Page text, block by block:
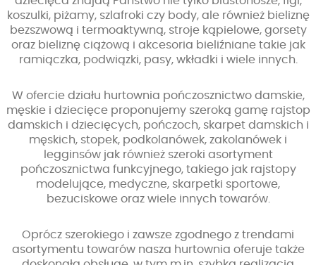
koszulki, piżamy, szlafroki czy body, ale również bieliznę
bezszwową i termoaktywną, stroje kąpielowe, gorsety
oraz bieliznę ciążową i akcesoria bieliźniane takie jak
ramiączka, podwiązki, pasy, wkładki i wiele innych.
W ofercie działu hurtownia pończosznictwo damskie,
męskie i dziecięce proponujemy szeroką gamę rajstop
damskich i dziecięcych, pończoch, skarpet damskich i
męskich, stopek, podkolanówek, zakolanówek i
legginsów jak również szeroki asortyment
pończosznictwa funkcyjnego, takiego jak rajstopy
modelujące, medyczne, skarpetki sportowe,
bezuciskowe oraz wiele innych towarów.
Oprócz szerokiego i zawsze zgodnego z trendami
asortymentu towarów nasza hurtownia oferuje także